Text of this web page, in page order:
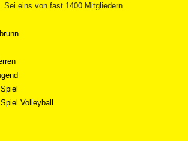
Sei eins von fast 1400 Mitgliedern.
Volleyball